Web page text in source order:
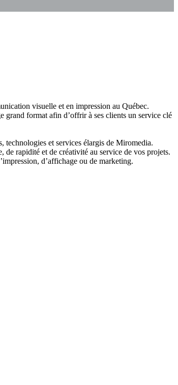
visuelle et en impression au Québec.
format afin d’offrir à ses clients un service clé
technologies et services élargis de Miromedia.
de rapidité et de créativité au service de vos projets.
d’affichage ou de marketing.